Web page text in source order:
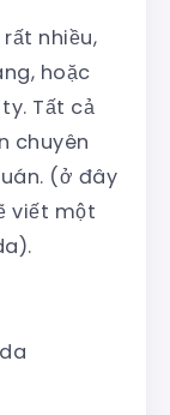
nhiều,
hoặc
Tất cả
chuyên
(ở đây
viết một